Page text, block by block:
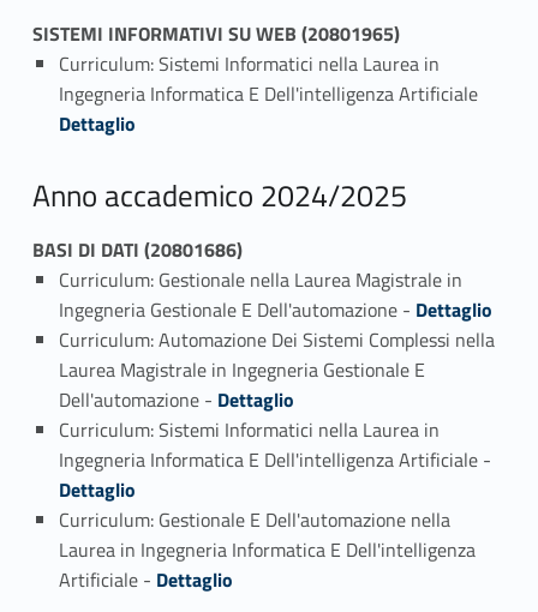
SISTEMI INFORMATIVI SU WEB (20801965)
Curriculum: Sistemi Informatici nella Laurea in
Ingegneria Informatica E Dell'intelligenza Artificiale
Dettaglio
Anno accademico 2024/2025
BASI DI DATI (20801686)
Curriculum: Gestionale nella Laurea Magistrale in
Ingegneria Gestionale E Dell'automazione - Link identifier #identifier_person_74139-1
Dettaglio
Curriculum: Automazione Dei Sistemi Complessi nella
Laurea Magistrale in Ingegneria Gestionale E
Dell'automazione - Link identifier #identifier_person_124682-2
Dettaglio
Curriculum: Sistemi Informatici nella Laurea in
Ingegneria Informatica E Dell'intelligenza Artificiale -
Dettaglio
Curriculum: Gestionale E Dell'automazione nella
Laurea in Ingegneria Informatica E Dell'intelligenza
Artificiale - Link identifier #identifier_person_77570-4
Dettaglio